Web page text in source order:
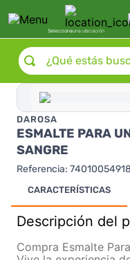
Seleccionauna ubicación
¿Qué estás buscando?
DAROSA
ESMALTE PARA
SANGRE
Referencia:
CARACTERÍSTICAS
Descripción del
Compra Esmalte